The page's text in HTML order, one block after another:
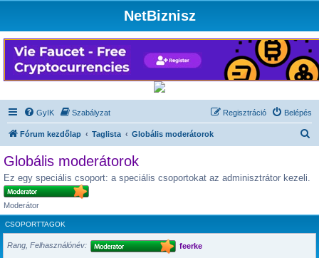
NetBiznisz
GyIK Szabályzat Belépés
Regisztráció
Fórum kezdőlap Taglista Globális moderátorok
é
s
Globális moderátorok
Ez egy speciális csoport: a speciális csoportokat az adminisztrátor kezeli.
Moderátor
CSOPORTTAGOK
Rang, Felhasználónév feerke